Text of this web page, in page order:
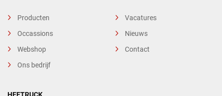
Producten
Occassions
Webshop
Ons bedrijf
Vacatures
Nieuws
Contact